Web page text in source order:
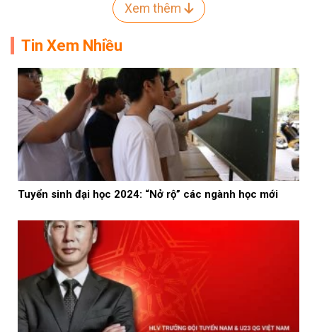
Xem thêm
Tin Xem Nhiều
Tuyển sinh đại học 2024: “Nở rộ” các ngành học mới